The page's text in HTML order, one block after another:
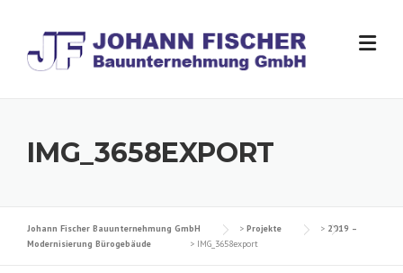
content
IMG_3658EXPORT
Johann Fischer Bauunternehmung GmbH > Projekte > 2019 –
Modernisierung Bürogebäude
> IMG_3658export